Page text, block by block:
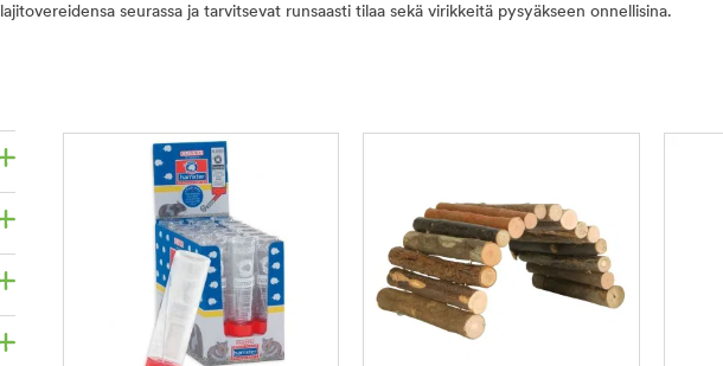
lajitovereidensa seurassa ja tarvitsevat runsaasti tilaa sekä virikkeitä pysyäkseen onnellisina.